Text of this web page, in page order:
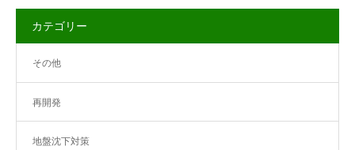
カテゴリー
その他
再開発
地盤沈下対策